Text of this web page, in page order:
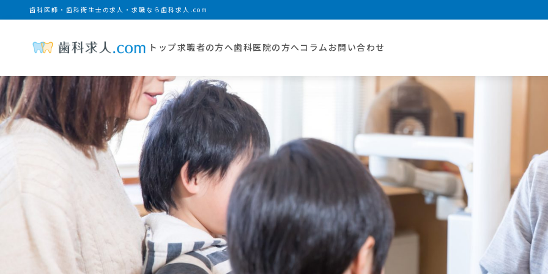
歯科医師・歯科衛生士の求人・求職なら歯科求人.com
トップ求職者の方へ歯科医院の方へコラム お問い合わせ